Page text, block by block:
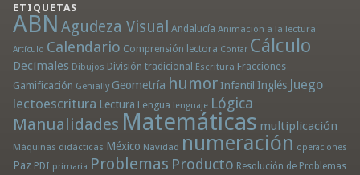
ETIQUETAS
ABN Agudeza Visual Andalucía Animación a la lectura
Artículo Calendario Comprensión lectora Contar Cálculo
Decimales Dibujos División tradicional Escritura Fracciones
Gamificación Genially Geometría humor Infantil Inglés Juego
lectoescritura Lectura Lengua lenguaje Lógica
Manualidades Matemáticas multiplicación
Máquinas didácticas México Navidad numeración operaciones
Paz PDI primaria Problemas Producto Resolución de Problemas